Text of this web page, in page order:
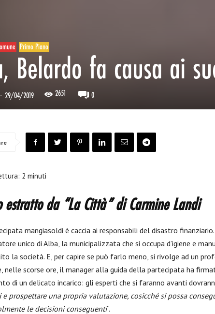
Primo Piano
Belardo fa causa ai
- 29/04/2019 2651 0
2 minuti
estratto da “La Città” di Carmine Landi
mangiasoldi è caccia ai responsabili del disastro
unico di Alba, la municipalizzata che si occupa d’igiene e
la società. E, per capire se può farlo meno, si rivolge ad un
nelle scorse ore, il manager alla guida della partecipata ha
di un delicato incarico: gli esperti che si faranno avanti
prospettare una propria valutazione, cosicché si possa
le decisioni conseguenti“.